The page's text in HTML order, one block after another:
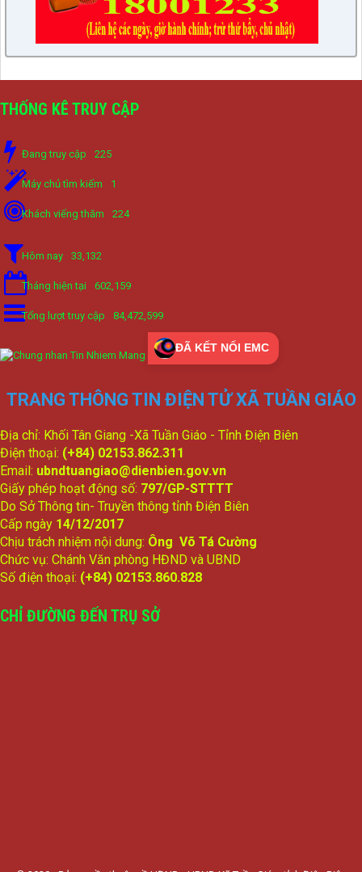
THỐNG KÊ TRUY CẬP
Đang truy cập 225
Máy chủ tìm kiếm 1
Khách viếng thăm 224
Hôm nay 33,132
Tháng hiện tại 602,159
Tổng lượt truy cập 84,472,599
ĐÃ KẾT NỐI EMC
TRANG THÔNG TIN ĐIỆN TỬ XÃ TUẦN GIÁO
Địa chỉ: Khối Tân Giang -Xã Tuần Giáo - Tỉnh Điện Biên
Điện thoại: (+84) 02153.862.311
Email: ubndtuangiao@dienbien.gov.vn
Giấy phép hoạt động số: 797/GP-STTTT
Do Sở Thông tin- Truyền thông tỉnh Điện Biên
Cấp ngày 14/12/2017
Chịu trách nhiệm nội dung: Ông Võ Tá Cường
Chức vụ: Chánh Văn phòng HĐND và UBND
Số điện thoại: (+84) 02153.860.828
CHỈ ĐƯỜNG ĐẾN TRỤ SỞ